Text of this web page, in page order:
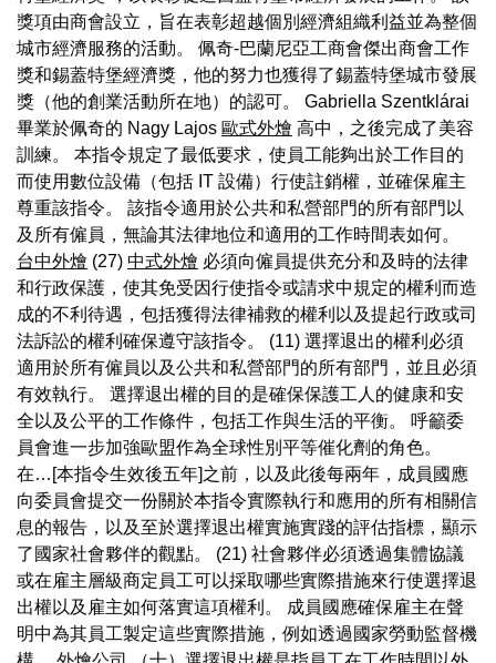
獎項由商會設立，旨在表彰超越個別經濟組織利益並為整個
城市經濟服務的活動。 佩奇-巴蘭尼亞工商會傑出商會工作
獎和錫蓋特堡經濟獎，他的努力也獲得了錫蓋特堡城市發展
獎（他的創業活動所在地）的認可。 Gabriella Szentklárai
畢業於佩奇的 Nagy Lajos 歐式外燴 高中，之後完成了美容
訓練。 本指令規定了最低要求，使員工能夠出於工作目的
而使用數位設備（包括 IT 設備）行使註銷權，並確保雇主
尊重該指令。 該指令適用於公共和私營部門的所有部門以
及所有僱員，無論其法律地位和適用的工作時間表如何。
台中外燴 (27) 中式外燴 必須向僱員提供充分和及時的法律
和行政保護，使其免受因行使指令或請求中規定的權利而造
成的不利待遇，包括獲得法律補救的權利以及提起行政或司
法訴訟的權利確保遵守該指令。 (11) 選擇退出的權利必須
適用於所有僱員以及公共和私營部門的所有部門，並且必須
有效執行。 選擇退出權的目的是確保保護工人的健康和安
全以及公平的工作條件，包括工作與生活的平衡。 呼籲委
員會進一步加強歐盟作為全球性別平等催化劑的角色。
在…[本指令生效後五年]之前，以及此後每兩年，成員國應
向委員會提交一份關於本指令實際執行和應用的所有相關信
息的報告，以及至於選擇退出權實施實踐的評估指標，顯示
了國家社會夥伴的觀點。 (21) 社會夥伴必須透過集體協議
或在雇主層級商定員工可以採取哪些實際措施來行使選擇退
出權以及雇主如何落實這項權利。 成員國應確保雇主在聲
明中為其員工製定這些實際措施，例如透過國家勞動監督機